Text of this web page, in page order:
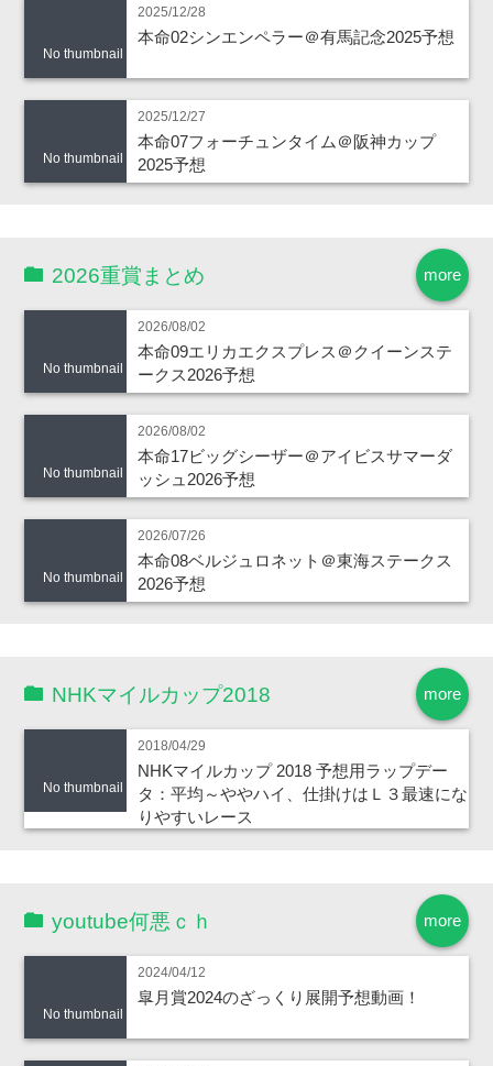
No thumbnail
2025/12/28
本命02シンエンペラー＠有馬記念2025予想
No thumbnail
2025/12/27
本命07フォーチュンタイム＠阪神カップ
2025予想
more
2026重賞まとめ
No thumbnail
2026/08/02
本命09エリカエクスプレス＠クイーンステ
ークス2026予想
No thumbnail
2026/08/02
本命17ビッグシーザー＠アイビスサマーダ
ッシュ2026予想
No thumbnail
2026/07/26
本命08ベルジュロネット＠東海ステークス
2026予想
more
NHKマイルカップ2018
No thumbnail
2018/04/29
NHKマイルカップ 2018 予想用ラップデー
タ：平均～ややハイ、仕掛けはＬ３最速にな
りやすいレース
more
youtube何悪ｃｈ
No thumbnail
2024/04/12
皐月賞2024のざっくり展開予想動画！